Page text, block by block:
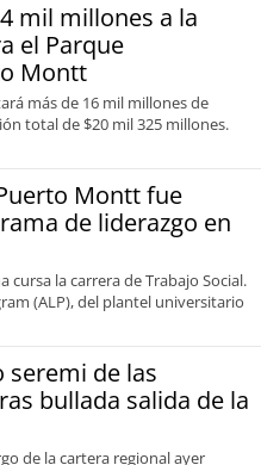
mil millones a la
el Parque
Montt
más de 16 mil millones de
total de $20 mil 325 millones.
Montt fue
de liderazgo en
cursa la carrera de Trabajo Social.
(ALP), del plantel universitario
seremi de las
bullada salida de la
de la cartera regional ayer